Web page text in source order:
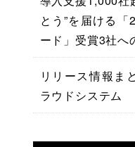
とう”を届ける
ード」受賞3社へ
リリース情報ま
ラウドシステム